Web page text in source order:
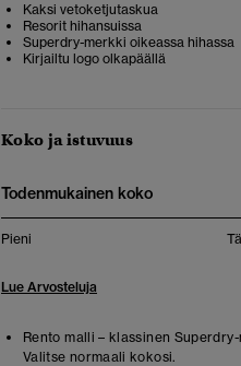
Kaksi vetoketjutaskua
Resorit hihansuissa
Superdry-merkki oikeassa hihassa
Kirjailtu logo olkapäällä
Koko ja istuvuus
Todenmukainen koko
Pieni
Lue Arvosteluja
Rento malli – klassinen
Valitse normaali kokosi.